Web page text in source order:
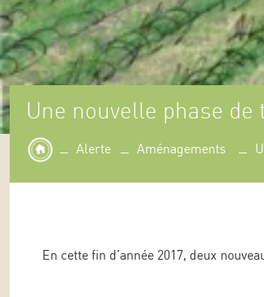
Une nouvelle phase
Alerte Aménagements
En cette fin d’année 2017, deux